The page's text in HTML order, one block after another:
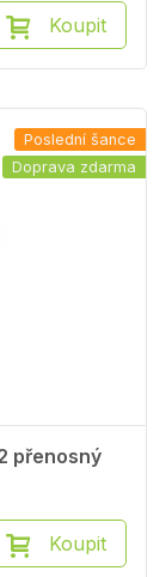
Koupit
přenosný
Koupit
Poslední šance
Doprava zdarma